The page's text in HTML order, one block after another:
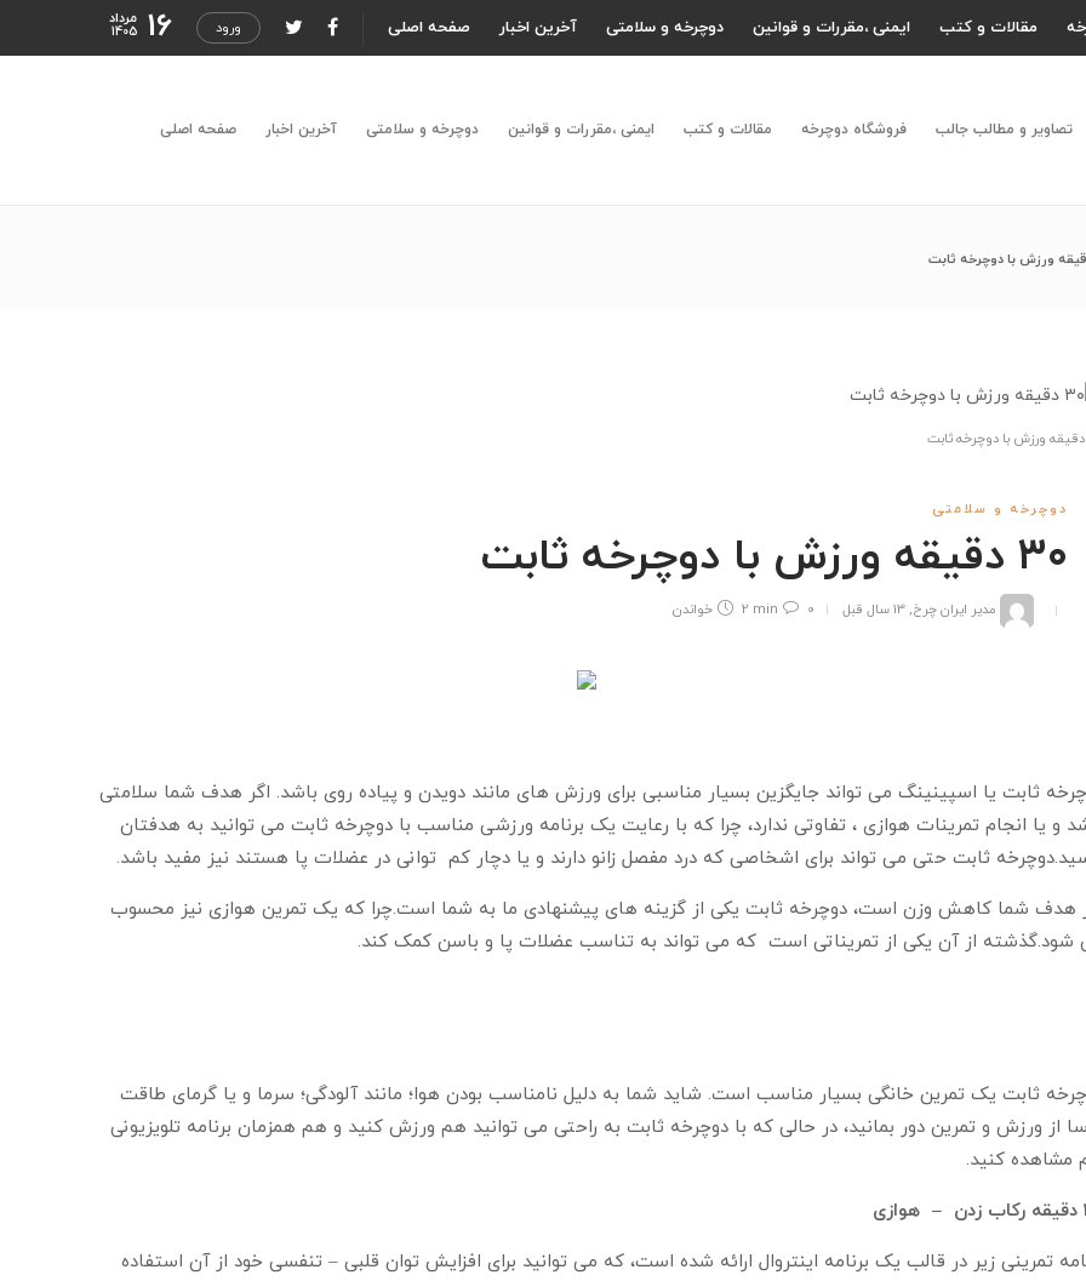
صفحه اصلی آخرین اخبار دوچرخه و سلامتی ایمنی ،مقررات و قوانین مقالات و کتب ورود 16 مرداد
1405
صفحه اصلی آخرین اخبار دوچرخه و سلامتی ایمنی ،مقررات و قوانین مقالات و کتب فروشگاه دوچرخه تصاویر و مطالب جالب
دوچرخه و سلامتی
۳۰ دقیقه ورزش با دوچرخه ثابت
مدیر ایران چرخ, 13 سال قبل 0
2 min خواندن
ثابت یا اسپینینگ می تواند جایگزین بسیار مناسبی برای ورزش های مانند دویدن و پیاده روی باشد. اگر هدف شما سلامتی
و یا انجام تمرینات هوازی ، تفاوتی ندارد، چرا که با رعایت یک برنامه ورزشی مناسب با دوچرخه ثابت می توانید به هدفتان
ثابت حتی می تواند برای اشخاصی که درد مفصل زانو دارند و یا دچار کم توانی در عضلات پا هستند نیز مفید باشد.
هدف شما کاهش وزن است، دوچرخه ثابت یکی از گزینه های پیشنهادی ما به شما است.چرا که یک تمرین هوازی نیز محسوب
شود.گذشته از آن یکی از تمریناتی است که می تواند به تناسب عضلات پا و باسن کمک کند.
ثابت یک تمرین خانگی بسیار مناسب است. شاید شما به دلیل نامناسب بودن هوا؛ مانند آلودگی؛ سرما و یا گرمای طاقت
از ورزش و تمرین دور بمانید، در حالی که با دوچرخه ثابت به راحتی می توانید هم ورزش کنید و هم همزمان برنامه تلویزیونی
مشاهده کنید.
دقیقه رکاب زدن – هوازی
تمرینی زیر در قالب یک برنامه اینتروال ارائه شده است، که می توانید برای افزایش توان قلبی – تنفسی خود از آن استفاده